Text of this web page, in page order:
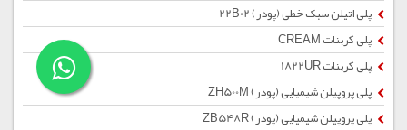
پلی اتیلن سبک خطی (پودر) 22B02
پلی کربنات CREAM
پلی کربنات 1822UR
پلی پروپیلن شیمیایی (پودر) ZH500M
پلی پروپیلن شیمیایی (پودر) ZB548R